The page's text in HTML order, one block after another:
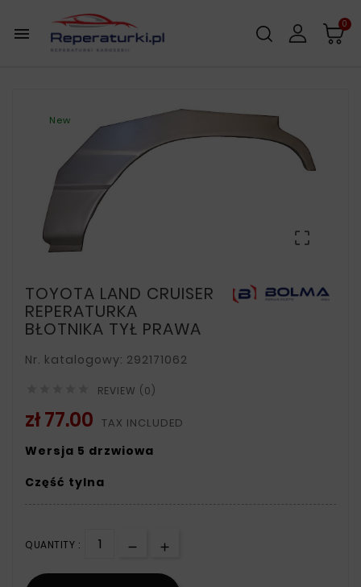

0
New

TOYOTA LAND CRUISER
REPERATURKA
BŁOTNIKA TYŁ PRAWA
Nr. katalogowy: 292171062
REVIEW (0)
zł 77.00 TAX INCLUDED
Wersja 5 drzwiowa
Część tylna
QUANTITY :